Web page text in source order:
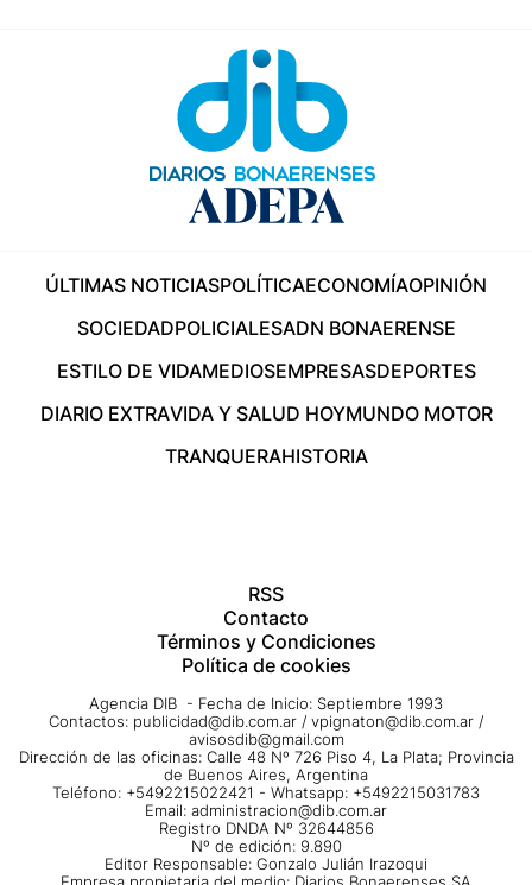
ÚLTIMAS NOTICIASPOLÍTICAECONOMÍAOPINIÓN
SOCIEDADPOLICIALESADN BONAERENSE
ESTILO DE VIDAMEDIOSEMPRESASDEPORTES
DIARIO EXTRAVIDA Y SALUD HOYMUNDO MOTOR
TRANQUERAHISTORIA
RSS
Contacto
Términos y Condiciones
Política de cookies
Agencia DIB - Fecha de Inicio: Septiembre 1993
Contactos: publicidad@dib.com.ar / vpignaton@dib.com.ar /
avisosdib@gmail.com
Dirección de las oficinas: Calle 48 Nº 726 Piso 4, La Plata; Provincia
de Buenos Aires, Argentina
Teléfono: +5492215022421 - Whatsapp: +5492215031783
Email: administracion@dib.com.ar
Registro DNDA Nº 32644856
Nº de edición: 9.890
Editor Responsable: Gonzalo Julián Irazoqui